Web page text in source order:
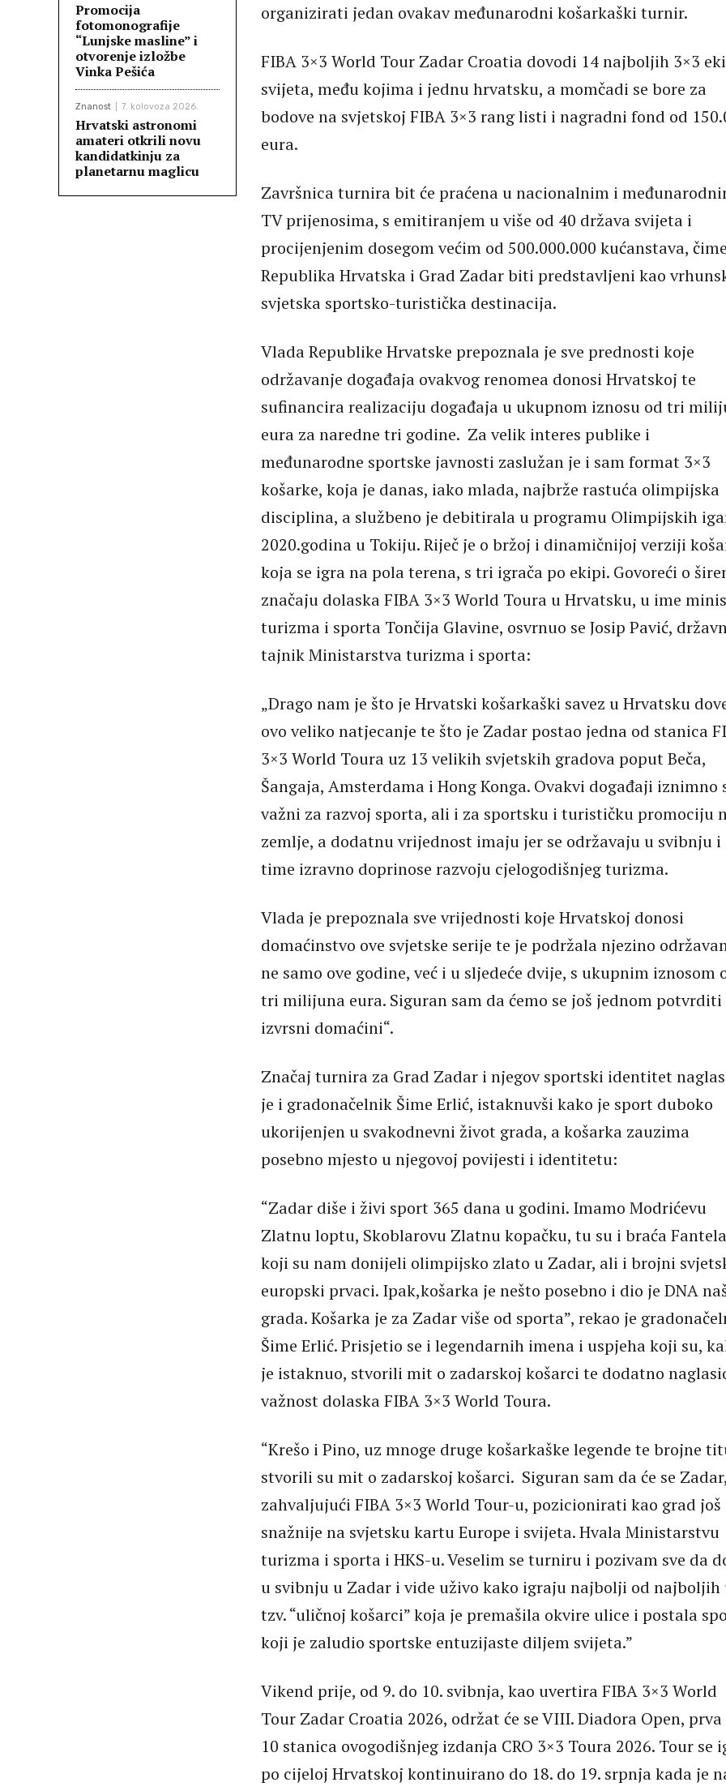
Promocija
fotomonografije
“Lunjske masline” i
otvorenje izložbe
Vinka Pešića
Znanost 7. kolovoza 2026.
Hrvatski astronomi
amateri otkrili novu
kandidatkinju za
planetarnu maglicu
organizirati jedan ovakav međunarodni košarkaški turnir.
FIBA 3×3 World Tour Zadar Croatia dovodi 14 najboljih 3×3
svijeta, među kojima i jednu hrvatsku, a momčadi se bore za
bodove na svjetskoj FIBA 3×3 rang listi i nagradni fond od
eura.
Završnica turnira bit će praćena u nacionalnim i
TV prijenosima, s emitiranjem u više od 40 država svijeta i
procijenjenim dosegom većim od 500.000.000 kućanstava,
Republika Hrvatska i Grad Zadar biti predstavljeni kao
svjetska sportsko-turistička destinacija.
Vlada Republike Hrvatske prepoznala je sve prednosti koje
održavanje događaja ovakvog renomea donosi Hrvatskoj te
sufinancira realizaciju događaja u ukupnom iznosu od tri
eura za naredne tri godine. Za velik interes publike i
međunarodne sportske javnosti zaslužan je i sam format 3×3
košarke, koja je danas, iako mlada, najbrže rastuća olimpijska
disciplina, a službeno je debitirala u programu Olimpijskih
2020.godina u Tokiju. Riječ je o bržoj i dinamičnijoj verziji
koja se igra na pola terena, s tri igrača po ekipi. Govoreći o
značaju dolaska FIBA 3×3 World Toura u Hrvatsku, u ime
turizma i sporta Tončija Glavine, osvrnuo se Josip Pavić,
tajnik Ministarstva turizma i sporta:
„Drago nam je što je Hrvatski košarkaški savez u Hrvatsku
ovo veliko natjecanje te što je Zadar postao jedna od stanica
3×3 World Toura uz 13 velikih svjetskih gradova poput Beča,
Šangaja, Amsterdama i Hong Konga. Ovakvi događaji iznimno
važni za razvoj sporta, ali i za sportsku i turističku promociju
zemlje, a dodatnu vrijednost imaju jer se održavaju u svibnju i
time izravno doprinose razvoju cjelogodišnjeg turizma.
Vlada je prepoznala sve vrijednosti koje Hrvatskoj donosi
domaćinstvo ove svjetske serije te je podržala njezino
ne samo ove godine, već i u sljedeće dvije, s ukupnim iznosom
tri milijuna eura. Siguran sam da ćemo se još jednom potvrditi
izvrsni domaćini“.
Značaj turnira za Grad Zadar i njegov sportski identitet
je i gradonačelnik Šime Erlić, istaknuvši kako je sport duboko
ukorijenjen u svakodnevni život grada, a košarka zauzima
posebno mjesto u njegovoj povijesti i identitetu:
“Zadar diše i živi sport 365 dana u godini. Imamo Modrićevu
Zlatnu loptu, Skoblarovu Zlatnu kopačku, tu su i braća Fantela
koji su nam donijeli olimpijsko zlato u Zadar, ali i brojni
europski prvaci. Ipak,košarka je nešto posebno i dio je DNA
grada. Košarka je za Zadar više od sporta”, rekao je
Šime Erlić. Prisjetio se i legendarnih imena i uspjeha koji su,
je istaknuo, stvorili mit o zadarskoj košarci te dodatno
važnost dolaska FIBA 3×3 World Toura.
“Krešo i Pino, uz mnoge druge košarkaške legende te brojne
stvorili su mit o zadarskoj košarci. Siguran sam da će se Zadar,
zahvaljujući FIBA 3×3 World Tour-u, pozicionirati kao grad još
snažnije na svjetsku kartu Europe i svijeta. Hvala Ministarstvu
turizma i sporta i HKS-u. Veselim se turniru i pozivam sve da
u svibnju u Zadar i vide uživo kako igraju najbolji od najboljih
tzv. “uličnoj košarci” koja je premašila okvire ulice i postala
koji je zaludio sportske entuzijaste diljem svijeta.”
Vikend prije, od 9. do 10. svibnja, kao uvertira FIBA 3×3 World
Tour Zadar Croatia 2026, održat će se VIII. Diadora Open, prva
10 stanica ovogodišnjeg izdanja CRO 3×3 Toura 2026. Tour se
po cijeloj Hrvatskoj kontinuirano do 18. do 19. srpnja kada je